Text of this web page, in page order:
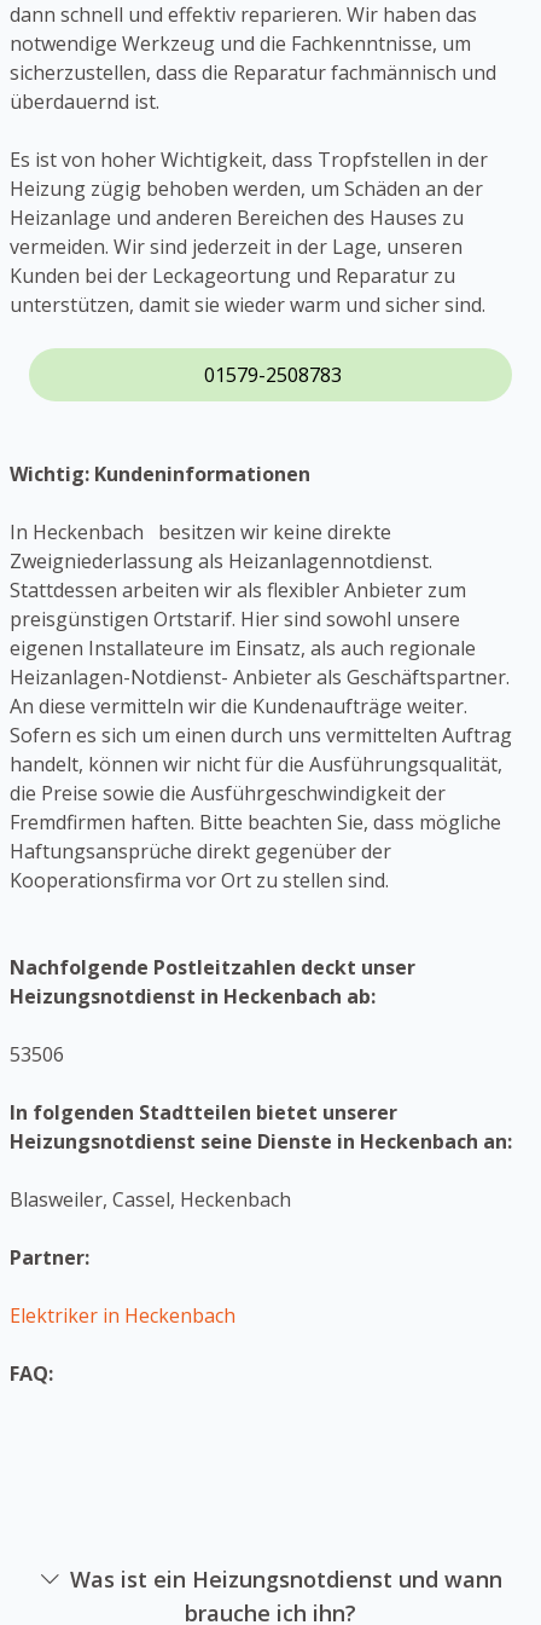
dann schnell und effektiv reparieren. Wir haben das
notwendige Werkzeug und die Fachkenntnisse, um
sicherzustellen, dass die Reparatur fachmännisch und
überdauernd ist.
Es ist von hoher Wichtigkeit, dass Tropfstellen in der
Heizung zügig behoben werden, um Schäden an der
Heizanlage und anderen Bereichen des Hauses zu
vermeiden. Wir sind jederzeit in der Lage, unseren
Kunden bei der Leckageortung und Reparatur zu
unterstützen, damit sie wieder warm und sicher sind.
01579-2508783
Wichtig: Kundeninformationen
In Heckenbach besitzen wir keine direkte
Zweigniederlassung als Heizanlagennotdienst.
Stattdessen arbeiten wir als flexibler Anbieter zum
preisgünstigen Ortstarif. Hier sind sowohl unsere
eigenen Installateure im Einsatz, als auch regionale
Heizanlagen-Notdienst- Anbieter als Geschäftspartner.
An diese vermitteln wir die Kundenaufträge weiter.
Sofern es sich um einen durch uns vermittelten Auftrag
handelt, können wir nicht für die Ausführungsqualität,
die Preise sowie die Ausführgeschwindigkeit der
Fremdfirmen haften. Bitte beachten Sie, dass mögliche
Haftungsansprüche direkt gegenüber der
Kooperationsfirma vor Ort zu stellen sind.
Nachfolgende Postleitzahlen deckt unser
Heizungsnotdienst in Heckenbach ab:
53506
In folgenden Stadtteilen bietet unserer
Heizungsnotdienst seine Dienste in Heckenbach an:
Blasweiler, Cassel, Heckenbach
Partner:
Elektriker in Heckenbach
FAQ:
Was ist ein Heizungsnotdienst und wann
brauche ich ihn?